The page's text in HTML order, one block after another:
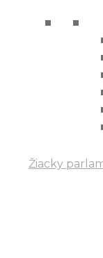
Žiacky